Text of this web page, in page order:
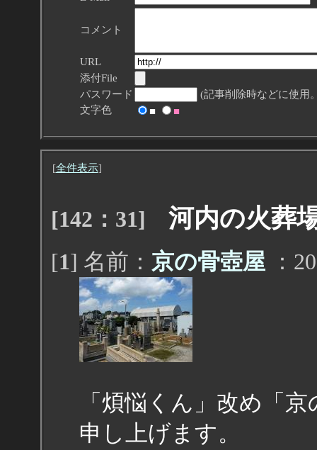
コメント
URL
添付File
パスワード
(記事削除時などに使用
文字色
■ ■
[全件表示]
[142：31] 河内の火葬
[1] 名前： 京の骨壺屋 ：
「煩悩くん」改め「
申し上げます。